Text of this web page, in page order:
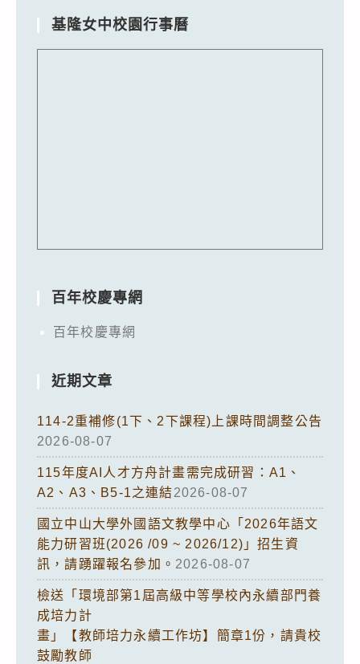
基隆女中校園行事曆
百年校慶專網
百年校慶專網
近期文章
114-2重補修(1下、2下課程)上課時間調整公告
2026-08-07
115年度AI人才方舟計畫需完成研習：A1、
A2、A3、B5-1之連結2026-08-07
國立中山大學外國語文教學中心「2026年語文
能力研習班(2026 /09 ~ 2026/12)」招生資
訊，請踴躍報名參加。 2026-08-07
檢送「環境部第1屆高級中等學校內永續部門養
成培力計
畫」【教師培力永續工作坊】簡章1份，請貴校
鼓勵教師